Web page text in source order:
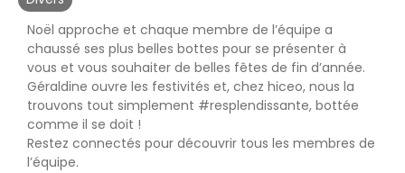
Noël approche et chaque membre de l’équipe a
chaussé ses plus belles bottes pour se présenter à
vous et vous souhaiter de belles fêtes de fin d’année.
Géraldine ouvre les festivités et, chez hiceo, nous la
trouvons tout simplement #resplendissante, bottée
comme il se doit !
Restez connectés pour découvrir tous les membres de
l’équipe.